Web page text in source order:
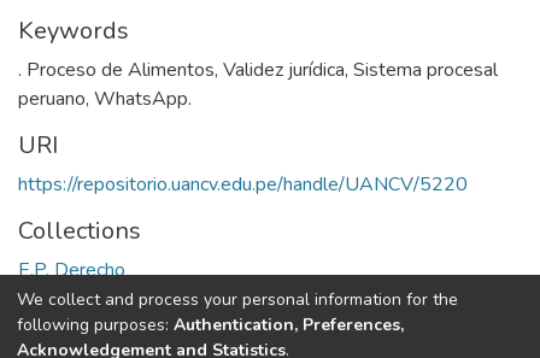
Keywords
. Proceso de Alimentos, Validez jurídica, Sistema procesal
peruano, WhatsApp.
URI
https://repositorio.uancv.edu.pe/handle/UANCV/5220
Collections
E.P. Derecho
Full item page
We collect and process your personal information for the
following purposes: Authentication, Preferences,
Acknowledgement and Statistics.